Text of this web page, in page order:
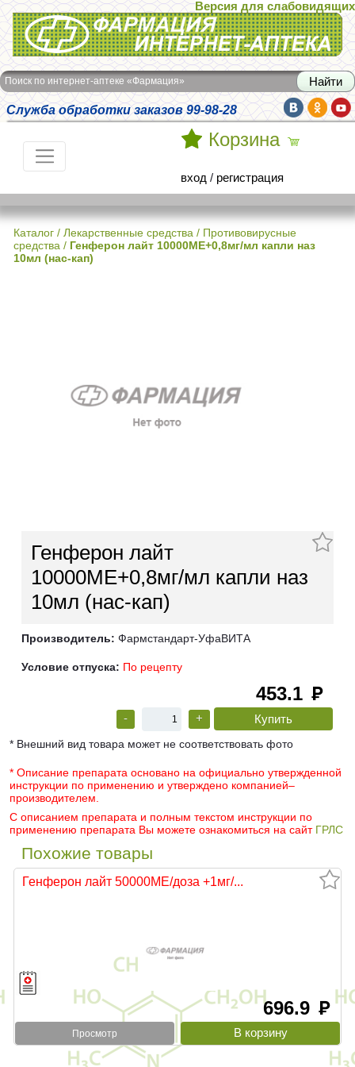
Интернет-аптека Фармация
Версия для слабовидящих
Поиск по интернет-аптеке «Фармация»
Служба обработки заказов 99-98-28
Корзина
вход / регистрация
Каталог / Лекарственные средства / Противовирусные
средства / Генферон лайт 10000МЕ+0,8мг/мл капли наз
10мл (нас-кап)
Генферон лайт
10000МЕ+0,8мг/мл капли наз
10мл (нас-кап)
Производитель: Фармстандарт-УфаВИТА
Условие отпуска: По рецепту
453.1 руб
- +
* Внешний вид товара может не соответствовать фото
* Описание препарата основано на официально утвержденной
инструкции по применению и утверждено компанией–
производителем.
С описанием препарата и полным текстом инструкции по
применению препарата Вы можете ознакомиться на сайт ГРЛС
Похожие товары
Генферон лайт 50000МЕ/доза +1мг/...
696.9 руб
Просмотр